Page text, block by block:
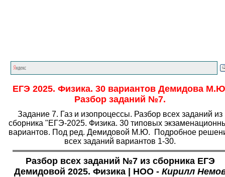
ЕГЭ 2025. Физика. 30 вариантов Демидова
Разбор заданий №7.
Задание 7. Газ и изопроцессы. Разбор всех заданий из
сборника "ЕГЭ-2025. Физика. 30 типовых
вариантов. Под ред. Демидовой М.Ю. Подробное
всех заданий вариантов 1-30.
Разбор всех заданий №7 из сборника ЕГЭ
Демидовой 2025. Физика НОО - Кирилл